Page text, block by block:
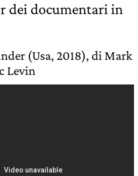
dei documentari in
(Usa, 2018), di Mark
Levin